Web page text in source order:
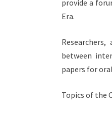
provide a
Era.
between
papers for
Topics of the